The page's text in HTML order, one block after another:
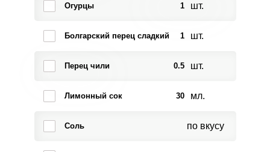
Огурцы 1 шт.
Болгарский перец сладкий 1 шт.
Перец чили 0.5 шт.
Лимонный сок 30 мл.
Соль по вкусу